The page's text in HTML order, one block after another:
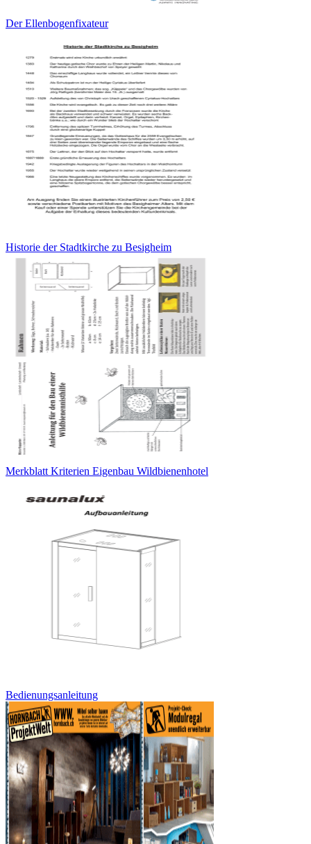
Der Ellenbogenfixateur
Historie der Stadtkirche zu Besigheim
Merkblatt Kriterien Eigenbau Wildbienenhotel
Bedienungsanleitung